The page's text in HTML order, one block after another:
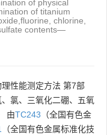
of physical
of titanium
chlorine,
contents—
性能测定方法 第7部
氯、三氧化二硼、五氧
由TC243 （全国有色金
（全国有色金属标准化技